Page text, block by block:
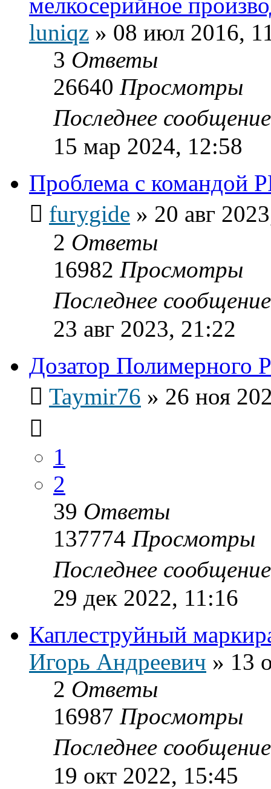
luniqz » 08 июл 2016,
3 Ответы
26640 Просмотры
Последнее
15 мар 2024, 12:58
Проблема с командой
furygide » 20 авг
2 Ответы
16982 Просмотры
Последнее
23 авг 2023, 21:22
Дозатор Полимерного
Taymir76 » 26 ноя
1
2
39 Ответы
137774 Просмотры
Последнее
29 дек 2022, 11:16
Каплеструйный
Игорь Андреевич » 13
2 Ответы
16987 Просмотры
Последнее
19 окт 2022, 15:45